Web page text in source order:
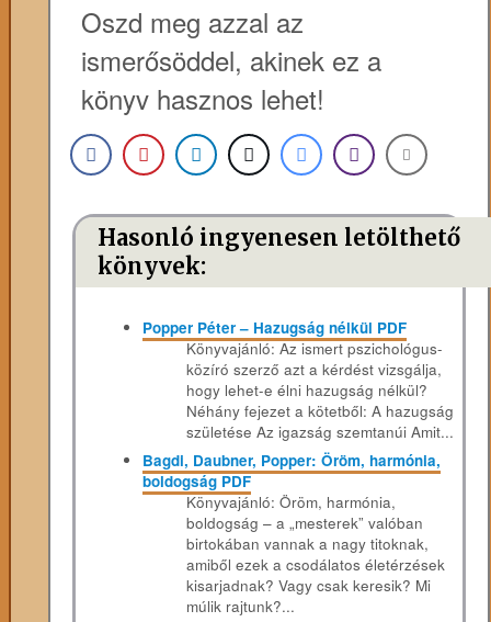
Oszd meg azzal az
ismerősöddel, akinek ez a
könyv hasznos lehet!
Hasonló ingyenesen letölthető
könyvek:
Popper Péter – Hazugság nélkül PDF
Könyvajánló: Az ismert pszichológus-
közíró szerző azt a kérdést vizsgálja,
hogy lehet-e élni hazugság nélkül?
Néhány fejezet a kötetből: A hazugság
születése Az igazság szemtanúi Amit...
Bagdi, Daubner, Popper: Öröm, harmónia,
boldogság PDF
Könyvajánló: Öröm, harmónia,
boldogság – a „mesterek” valóban
birtokában vannak a nagy titoknak,
amiből ezek a csodálatos életérzések
kisarjadnak? Vagy csak keresik? Mi
múlik rajtunk?...